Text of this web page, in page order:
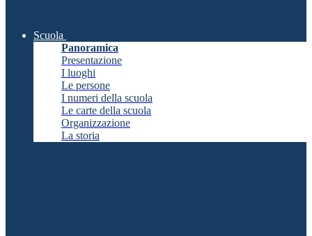
Scuola
Panoramica
Presentazione
I luoghi
Le persone
I numeri della scuola
Le carte della scuola
Organizzazione
La storia